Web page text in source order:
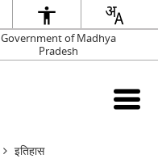
Government of Madhya
Pradesh
इतिहास